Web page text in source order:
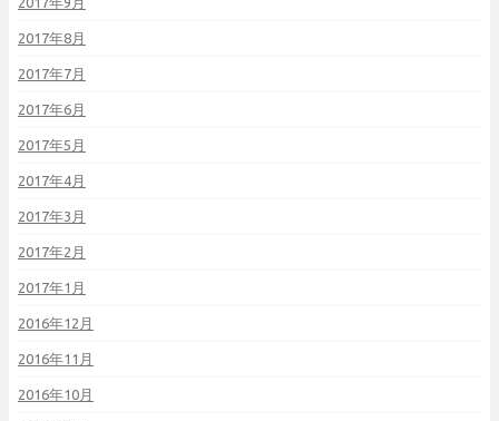
2017年8月
2017年7月
2017年6月
2017年5月
2017年4月
2017年3月
2017年2月
2017年1月
2016年12月
2016年11月
2016年10月